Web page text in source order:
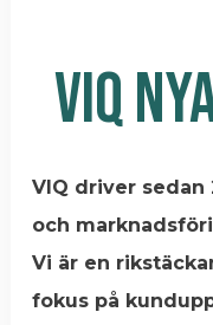
VIQ
VIQ driver sedan
och
Vi är en
fokus på